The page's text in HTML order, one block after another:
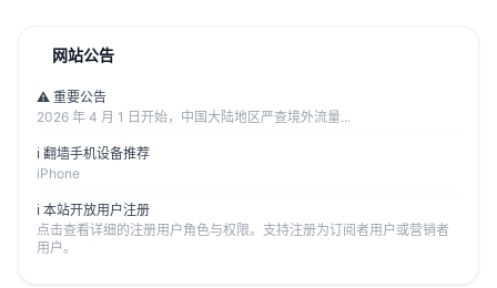
网站公告
⚠️ 重要公告
2026 年 4 月 1 日开始，中国大陆地区严查境外流量...
ℹ️ 翻墙手机设备推荐
iPhone
ℹ️ 本站开放用户注册
点击查看详细的注册用户角色与权限。支持注册为订阅者用户或营销者
用户。